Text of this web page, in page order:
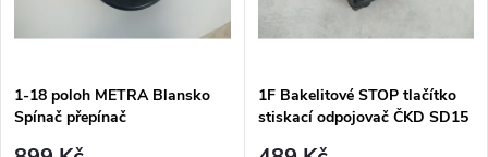
í
p
i
s
p
1-18 poloh METRA Blansko
Spínač přepínač
1F Bakelitové STOP tlačítko
stiskací odpojovač ČKD SD15